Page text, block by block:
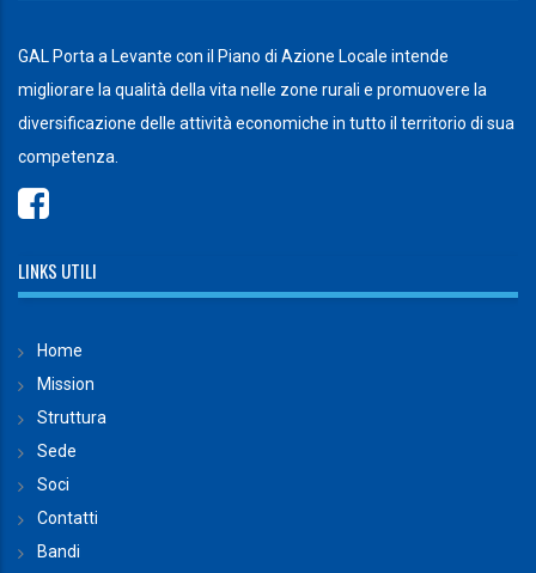
GAL Porta a Levante con il Piano di Azione Locale intende
migliorare la qualità della vita nelle zone rurali e promuovere la
diversificazione delle attività economiche in tutto il territorio di sua
competenza.
LINKS UTILI
Home
Mission
Struttura
Sede
Soci
Contatti
Bandi